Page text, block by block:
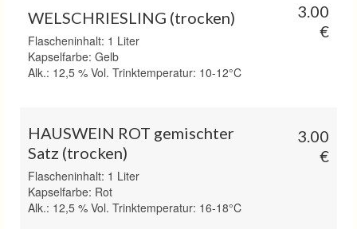
WELSCHRIESLING (trocken)
Flascheninhalt: 1 Liter
Kapselfarbe: Gelb
Alk.: 12,5 % Vol. Trinktemperatur: 10-12°C
3.00
€
HAUSWEIN ROT gemischter
Satz (trocken)
Flascheninhalt: 1 Liter
Kapselfarbe: Rot
Alk.: 12,5 % Vol. Trinktemperatur: 16-18°C
3.00
€